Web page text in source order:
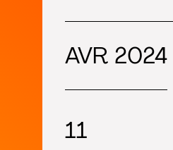
AVR 2024
11